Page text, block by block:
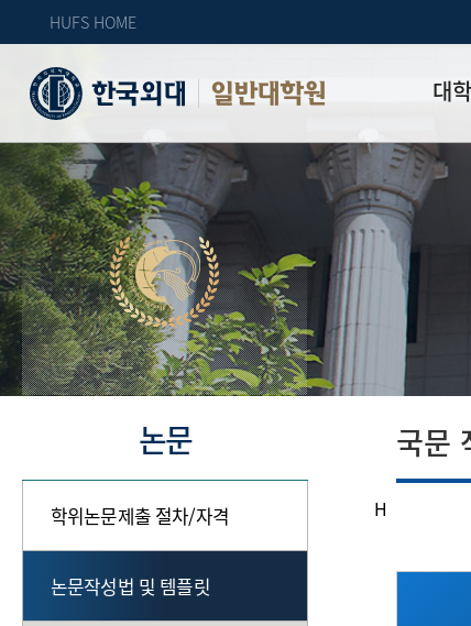
HUFS HOME
일반대학원 대
원장인사
연혁
주임교수
자체 평가
논문
학위논문제출 절차/자격
논문작성법 및 템플릿
H
국문